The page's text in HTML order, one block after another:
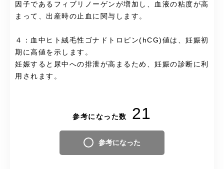
因子であるフィブリノーゲンが増加し、血液の粘度が高
まって、出産時の止血に関与します。
４：血中ヒト絨毛性ゴナドトロピン(hCG)値は、妊娠初
期に高値を示します。
妊娠すると尿中への排泄が高まるため、妊娠の診断に利
用されます。
参考になった数 21
参考になった